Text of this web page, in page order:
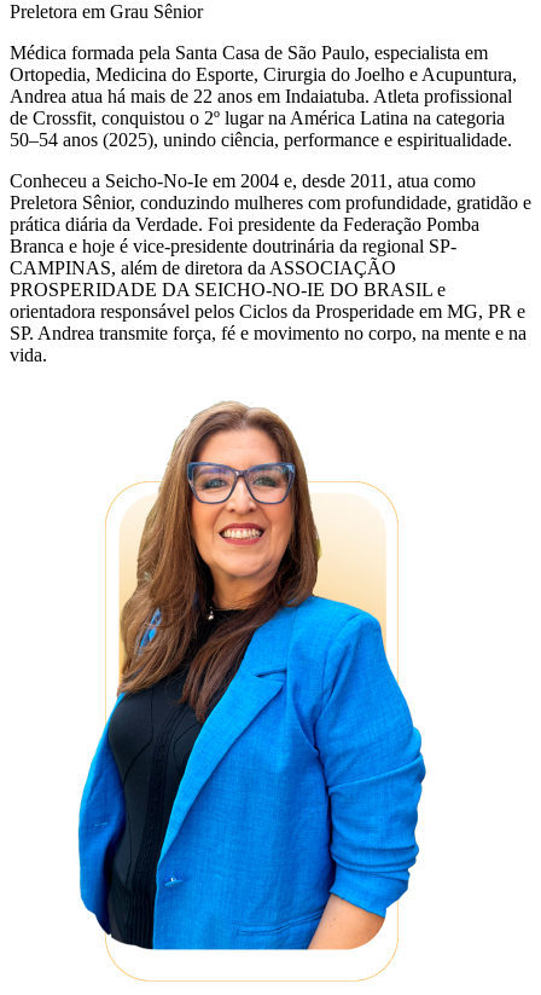
Preletora em Grau Sênior
Médica formada pela Santa Casa de São Paulo, especialista em
Ortopedia, Medicina do Esporte, Cirurgia do Joelho e Acupuntura,
Andrea atua há mais de 22 anos em Indaiatuba. Atleta profissional
de Crossfit, conquistou o 2º lugar na América Latina na categoria
50–54 anos (2025), unindo ciência, performance e espiritualidade.
Conheceu a Seicho-No-Ie em 2004 e, desde 2011, atua como
Preletora Sênior, conduzindo mulheres com profundidade, gratidão e
prática diária da Verdade. Foi presidente da Federação Pomba
Branca e hoje é vice-presidente doutrinária da regional SP-
CAMPINAS, além de diretora da ASSOCIAÇÃO
PROSPERIDADE DA SEICHO-NO-IE DO BRASIL e
orientadora responsável pelos Ciclos da Prosperidade em MG, PR e
SP. Andrea transmite força, fé e movimento no corpo, na mente e na
vida.